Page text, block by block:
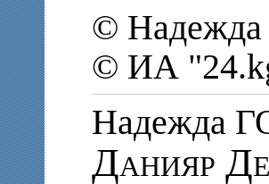
© Надежда
© ИА
Надежда
Данияр